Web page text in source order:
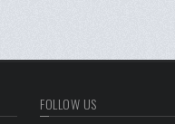
FOLLOW US